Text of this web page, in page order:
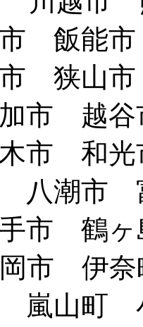
飯能
狭山
加市 越
市 和
八潮市
市 鶴
市 伊
嵐山町